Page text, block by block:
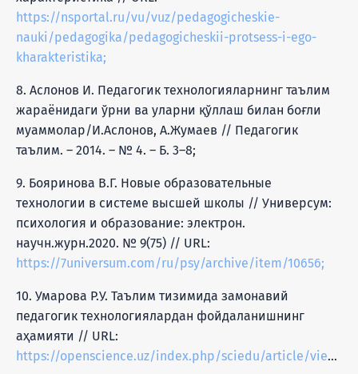
https://nsportal.ru/vu/vuz/pedagogicheskie-
nauki/pedagogika/pedagogicheskii-protsess-i-ego-
kharakteristika;
8. Аслонов И. Педагогик технологияларнинг таълим
жараёнидаги ўрни ва уларни қўллаш билан боғли
муаммолар/И.Аслонов, А.Жумаев // Педагогик
таълим. – 2014. – № 4. – Б. 3–8;
9. Бояринова В.Г. Новые образовательные
технологии в системе высшей школы // Универсум:
психология и образование: электрон.
научн.журн.2020. № 9(75) // URL:
https://7universum.com/ru/psy/archive/item/10656;
10. Умарова Р.У. Таълим тизимида замонавий
педагогик технологиялардан фойдаланишнинг
аҳамияти // URL:
https://openscience.uz/index.php/sciedu/article/view/1006;